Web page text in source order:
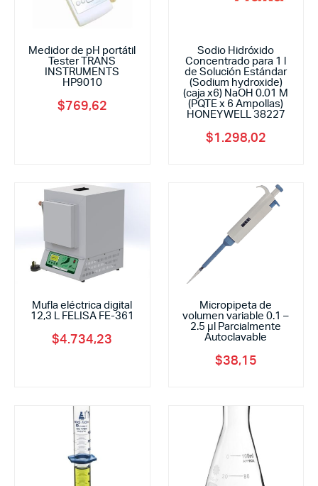
Medidor de pH portátil
Tester TRANS
INSTRUMENTS
HP9010
$ 769,62
Sodio Hidróxido
Concentrado para 1 l
de Solución Estándar
(Sodium hydroxide)
(caja x6) NaOH 0.01 M
(PQTE x 6 Ampollas)
HONEYWELL 38227
$1.298,02
Mufla eléctrica digital
12,3 L FELISA FE-361
$4.734,23
Micropipeta de
volumen variable 0.1 –
2.5 μl Parcialmente
Autoclavable
$38,15